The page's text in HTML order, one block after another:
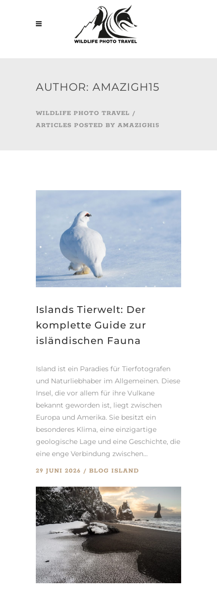
AUTHOR: AMAZIGH15
WILDLIFE PHOTO TRAVEL /
ARTICLES POSTED BY AMAZIGH15
Islands Tierwelt: Der
komplette Guide zur
isländischen Fauna
Island ist ein Paradies für Tierfotografen
und Naturliebhaber im Allgemeinen. Diese
Insel, die vor allem für ihre Vulkane
bekannt geworden ist, liegt zwischen
Europa und Amerika. Sie besitzt ein
besonderes Klima, eine einzigartige
geologische Lage und eine Geschichte, die
eine enge Verbindung zwischen...
29 JUNI 2026 BLOG ISLAND